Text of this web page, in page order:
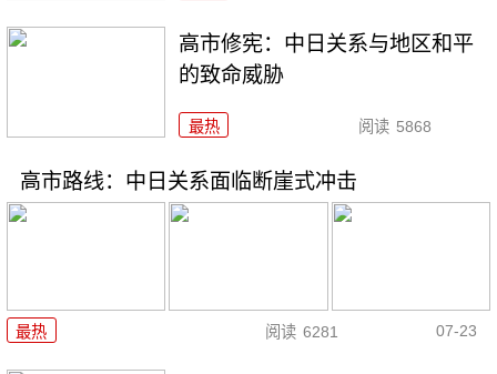
高市修宪：中日关系与地区和平
的致命威胁
最热 阅读 5868
高市路线：中日关系面临断崖式冲击
最热 阅读 6281 07-23